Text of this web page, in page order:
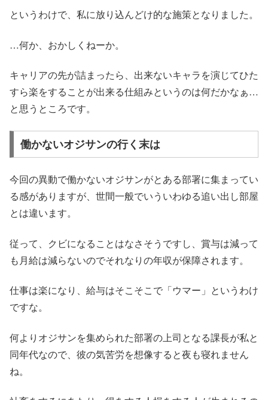
というわけで、私に放り込んどけ的な施策となりました。
…何か、おかしくねーか。
キャリアの先が詰まったら、出来ないキャラを演じてひた
すら楽をすることが出来る仕組みというのは何だかなぁ…
と思うところです。
働かないオジサンの行く末は
今回の異動で働かないオジサンがとある部署に集まってい
る感がありますが、世間一般でいういわゆる追い出し部屋
とは違います。
従って、クビになることはなさそうですし、賞与は減って
も月給は減らないのでそれなりの年収が保障されます。
仕事は楽になり、給与はそこそこで「ウマー」というわけ
ですな。
何よりオジサンを集められた部署の上司となる課長が私と
同年代なので、彼の気苦労を想像すると夜も寝れません
ね。